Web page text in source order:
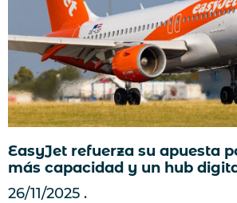
EasyJet refuerza su apuesta
más capacidad y un hub
26/11/2025